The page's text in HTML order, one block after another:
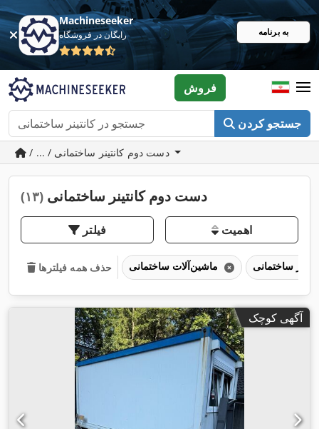
Machineseeker
رایگان در فروشگاه به برنامه
جستجو کردن
فروش
/ ... / دست دوم کانتینر ساختمانی
دست دوم کانتینر ساختمانی (۱۳)
فیلتر اهمیت
حذف همه فیلترها
آگهی کوچک